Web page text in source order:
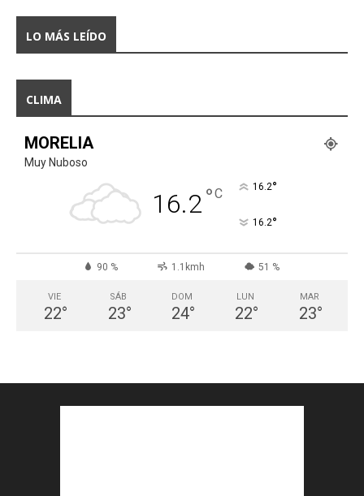
LO MÁS LEÍDO
CLIMA
MORELIA
Muy Nuboso
16.2°C 16.2°
16.2°
90 % 1.1kmh 51 %
VIE
22°
SÁB
23°
DOM
24°
LUN
22°
MAR
23°